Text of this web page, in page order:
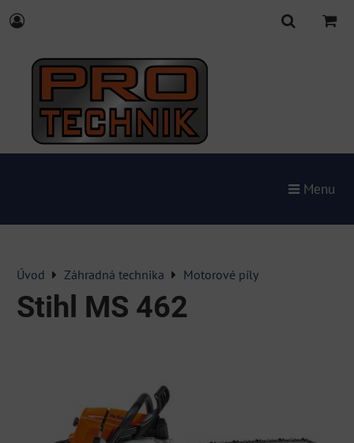
Menu
Úvod Záhradná technika Motorové píly
Stihl MS 462